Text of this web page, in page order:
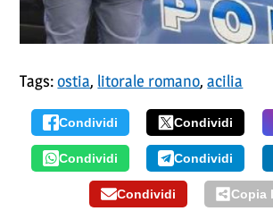
Tags:ostia, litorale romano,acilia
Condividi Condividi
Condividi Condividi
Condividi Copia